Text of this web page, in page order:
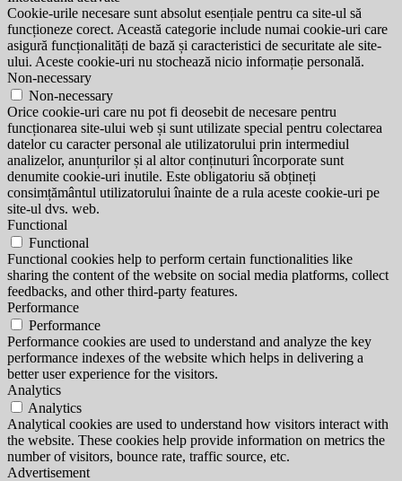
Cookie-urile necesare sunt absolut esențiale pentru ca site-ul să
funcționeze corect. Această categorie include numai cookie-uri care
asigură funcționalități de bază și caracteristici de securitate ale site-
ului. Aceste cookie-uri nu stochează nicio informație personală.
Non-necessary
Non-necessary
Orice cookie-uri care nu pot fi deosebit de necesare pentru
funcționarea site-ului web și sunt utilizate special pentru colectarea
datelor cu caracter personal ale utilizatorului prin intermediul
analizelor, anunțurilor și al altor conținuturi încorporate sunt
denumite cookie-uri inutile. Este obligatoriu să obțineți
consimțământul utilizatorului înainte de a rula aceste cookie-uri pe
site-ul dvs. web.
Functional
Functional
Functional cookies help to perform certain functionalities like
sharing the content of the website on social media platforms, collect
feedbacks, and other third-party features.
Performance
Performance
Performance cookies are used to understand and analyze the key
performance indexes of the website which helps in delivering a
better user experience for the visitors.
Analytics
Analytics
Analytical cookies are used to understand how visitors interact with
the website. These cookies help provide information on metrics the
number of visitors, bounce rate, traffic source, etc.
Advertisement